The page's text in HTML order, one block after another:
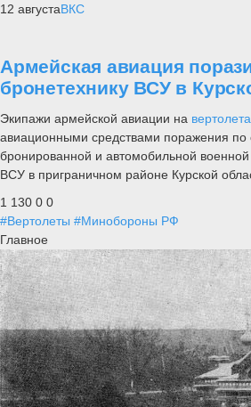
12 августаВКС
Армейская авиация
бронетехнику ВСУ в
Экипажи армейской авиации на
авиационными средствами поражения по
бронированной и автомобильной
ВСУ в приграничном районе Курской
1 130 0 0
#Вертолеты #Минобороны РФ
Главное